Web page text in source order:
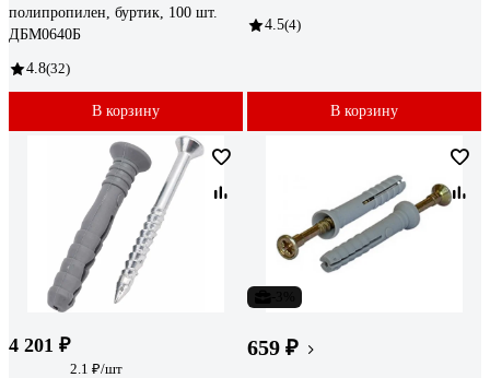
полипропилен, буртик, 100 шт.
ДБМ0640Б
4.8(32)
В корзину
4.5(4)
В корзину
4 201 ₽
2.1 ₽/шт
659 ₽